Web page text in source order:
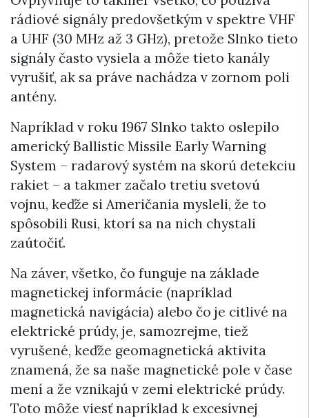
rádiové signály predovšetkým v spektre VHF
a UHF (30 MHz až 3 GHz), pretože Slnko tieto
signály často vysiela a môže tieto kanály
vyrušiť, ak sa práve nachádza v zornom poli
antény.
Napríklad v roku 1967 Slnko takto oslepilo
americký Ballistic Missile Early Warning
System – radarový systém na skorú detekciu
rakiet – a takmer začalo tretiu svetovú
vojnu, keďže si Američania mysleli, že to
spôsobili Rusi, ktorí sa na nich chystali
zaútočiť.
Na záver, všetko, čo funguje na základe
magnetickej informácie (napríklad
magnetická navigácia) alebo čo je citlivé na
elektrické prúdy, je, samozrejme, tiež
vyrušené, keďže geomagnetická aktivita
znamená, že sa naše magnetické pole v čase
mení a že vznikajú v zemi elektrické prúdy.
Toto môže viesť napríklad k excesívnej